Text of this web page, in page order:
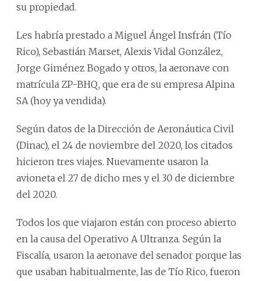
su propiedad.
Les habría prestado a Miguel Ángel Insfrán (Tío
Rico), Sebastián Marset, Alexis Vidal González,
Jorge Giménez Bogado y otros, la aeronave con
matrícula ZP-BHQ, que era de su empresa Alpina
SA (hoy ya vendida).
Según datos de la Dirección de Aeronáutica Civil
(Dinac), el 24 de noviembre del 2020, los citados
hicieron tres viajes. Nuevamente usaron la
avioneta el 27 de dicho mes y el 30 de diciembre
del 2020.
Todos los que viajaron están con proceso abierto
en la causa del Operativo A Ultranza. Según la
Fiscalía, usaron la aeronave del senador porque las
que usaban habitualmente, las de Tío Rico, fueron